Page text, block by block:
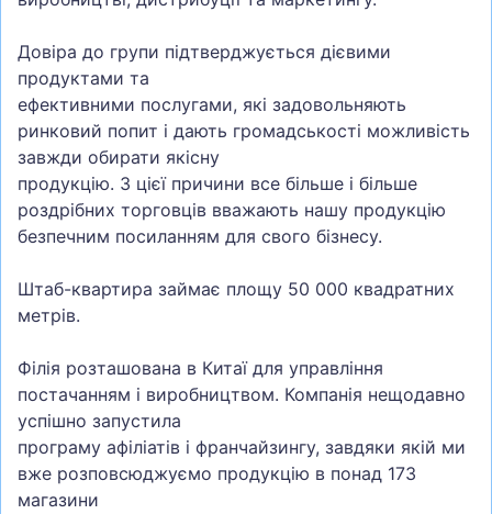
Довіра до групи підтверджується дієвими
продуктами та
ефективними послугами, які задовольняють
ринковий попит і дають громадськості можливість
завжди обирати якісну
продукцію. З цієї причини все більше і більше
роздрібних торговців вважають нашу продукцію
безпечним посиланням для свого бізнесу.
Штаб-квартира займає площу 50 000 квадратних
метрів.
Філія розташована в Китаї для управління
постачанням і виробництвом. Компанія нещодавно
успішно запустила
програму афіліатів і франчайзингу, завдяки якій ми
вже розповсюджуємо продукцію в понад 173
магазини